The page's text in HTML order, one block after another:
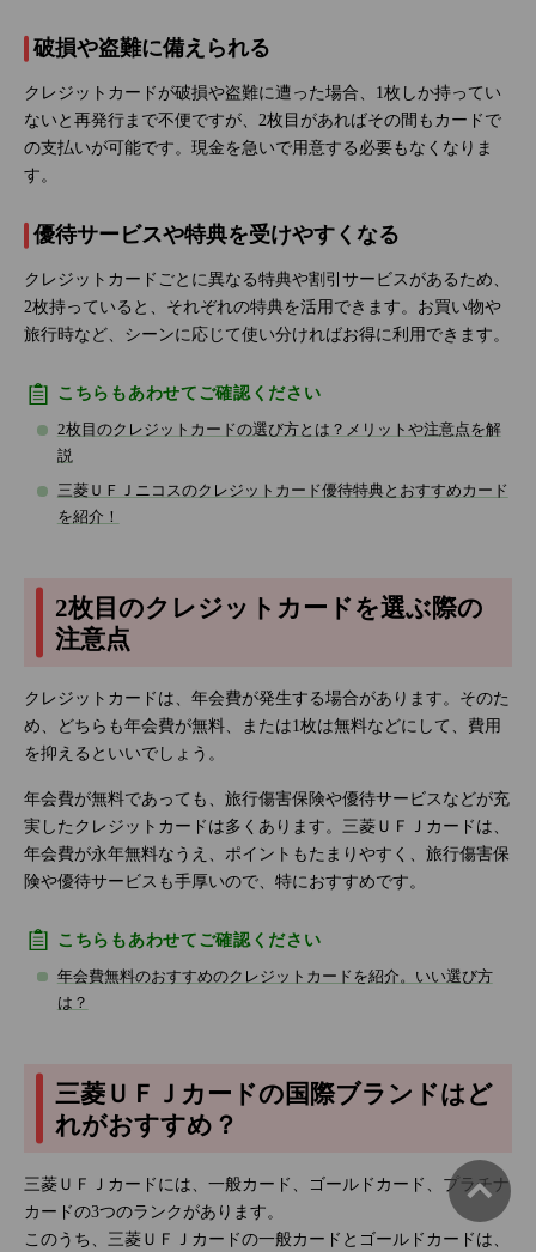
破損や盗難に備えられる
クレジットカードが破損や盗難に遭った場合、1枚しか持ってい
ないと再発行まで不便ですが、2枚目があればその間もカードで
の支払いが可能です。現金を急いで用意する必要もなくなりま
す。
優待サービスや特典を受けやすくなる
クレジットカードごとに異なる特典や割引サービスがあるため、
2枚持っていると、それぞれの特典を活用できます。お買い物や
旅行時など、シーンに応じて使い分ければお得に利用できます。
こちらもあわせてご確認ください
2枚目のクレジットカードの選び方とは？メリットや注意点を解
説
三菱ＵＦＪニコスのクレジットカード優待特典とおすすめカード
を紹介！
2枚目のクレジットカードを選ぶ際の
注意点
クレジットカードは、年会費が発生する場合があります。そのた
め、どちらも年会費が無料、または1枚は無料などにして、費用
を抑えるといいでしょう。
年会費が無料であっても、旅行傷害保険や優待サービスなどが充
実したクレジットカードは多くあります。三菱ＵＦＪカードは、
年会費が永年無料なうえ、ポイントもたまりやすく、旅行傷害保
険や優待サービスも手厚いので、特におすすめです。
こちらもあわせてご確認ください
年会費無料のおすすめのクレジットカードを紹介。いい選び方
は？
三菱ＵＦＪカードの国際ブランドはど
れがおすすめ？
三菱ＵＦＪカードには、一般カード、ゴールドカード、プラチナ
カードの3つのランクがあります。
このうち、三菱ＵＦＪカードの一般カードとゴールドカードは、